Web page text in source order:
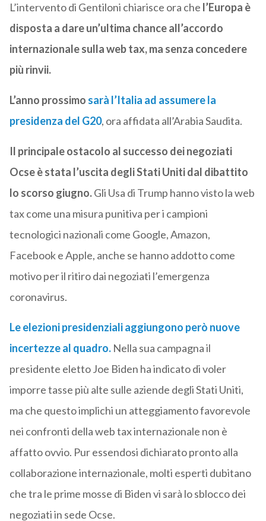
L’intervento di Gentiloni chiarisce ora che l’Europa è
disposta a dare un’ultima chance all’accordo
internazionale sulla web tax, ma senza concedere
più rinvii.
L’anno prossimo sarà l’Italia ad assumere la
presidenza del G20, ora affidata all’Arabia Saudita.
Il principale ostacolo al successo dei negoziati
Ocse è stata l’uscita degli Stati Uniti dal dibattito
lo scorso giugno.Gli Usa di Trump hanno visto la web
tax come una misura punitiva per i campioni
tecnologici nazionali come Google, Amazon,
Facebook e Apple, anche se hanno addotto come
motivo per il ritiro dai negoziati l’emergenza
coronavirus.
Le elezioni presidenziali aggiungono però nuove
incertezze al quadro. Nella sua campagna il
presidente eletto Joe Biden ha indicato di voler
imporre tasse più alte sulle aziende degli Stati Uniti,
ma che questo implichi un atteggiamento favorevole
nei confronti della web tax internazionale non è
affatto ovvio. Pur essendosi dichiarato pronto alla
collaborazione internazionale, molti esperti dubitano
che tra le prime mosse di Biden vi sarà lo sblocco dei
negoziati in sede Ocse.